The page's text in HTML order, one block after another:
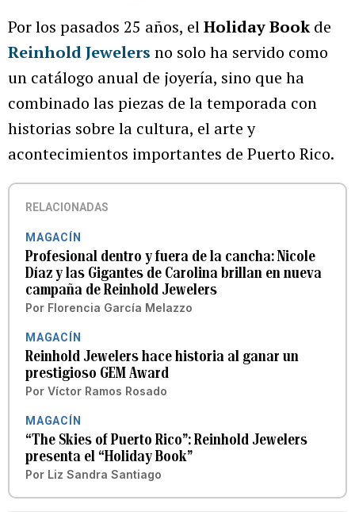
Por los pasados 25 años, elHoliday Bookde
Reinhold Jewelers no solo ha servido como
un catálogo anual de joyería, sino que ha
combinado las piezas de la temporada con
historias sobre la cultura, el arte y
acontecimientos importantes de Puerto Rico.
RELACIONADAS
MAGACÍN
Profesional dentro y fuera de la cancha: Nicole
Díaz y las Gigantes de Carolina brillan en nueva
campaña de Reinhold Jewelers
Por Florencia García Melazzo
MAGACÍN
Reinhold Jewelers hace historia al ganar un
prestigioso GEM Award
Por Víctor Ramos Rosado
MAGACÍN
“The Skies of Puerto Rico”: Reinhold Jewelers
presenta el “Holiday Book”
Por Liz Sandra Santiago